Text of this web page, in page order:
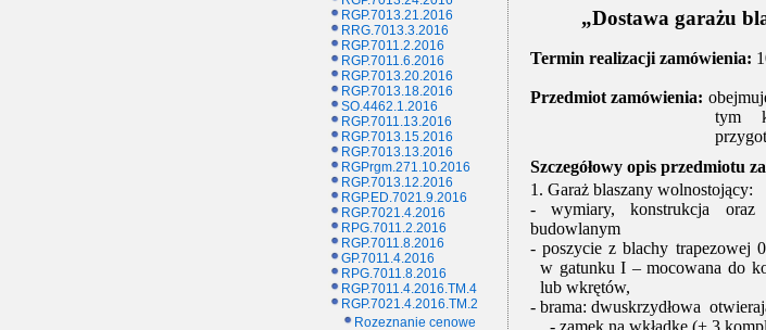
RGP.7013.21.2016
RRG.7013.3.2016
RGP.7011.2.2016
RGP.7011.6.2016
RGP.7013.20.2016
RGP.7013.18.2016
SO.4462.1.2016
RGP.7011.13.2016
RGP.7013.15.2016
RGP.7013.13.2016
RGPrgm.271.10.2016
RGP.7013.12.2016
RGP.ED.7021.9.2016
RGP.7021.4.2016
RPG.7011.2.2016
RGP.7011.8.2016
GP.7011.4.2016
RPG.7011.8.2016
RGP.7011.4.2016.TM.4
RGP.7021.4.2016.TM.2
Rozeznanie cenowe
„Dostawa garażu
Termin realizacji zamówienia:
Przedmiot zamówienia:
tym
Szczegółowy opis przedmiotu
1. Garaż blaszany wolnostojący:
- wymiary, konstrukcja oraz
budowlanym
- poszycie zblachy trapezowej
w gatunku I – mocowana do
lub wkrętów,
- brama: dwuskrzydłowa
- zamek na wkładkę (+ 3